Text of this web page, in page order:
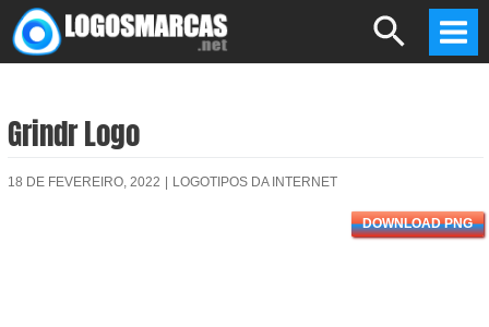
Skip
to
Search
Grindr Logo
18 DE FEVEREIRO, 2022 LOGOTIPOS DA INTERNET
DOWNLOAD PNG